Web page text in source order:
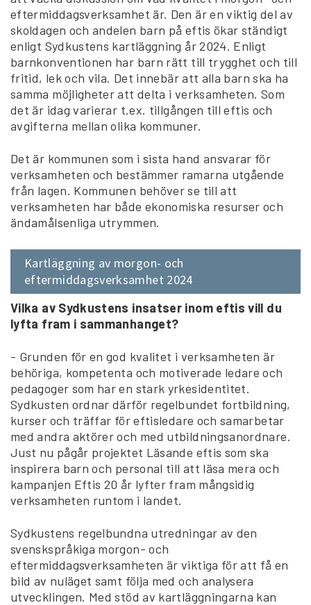
eftermiddagsverksamhet är. Den är en viktig del av
skoldagen och andelen barn på eftis ökar ständigt
enligt Sydkustens kartläggning år 2024. Enligt
barnkonventionen har barn rätt till trygghet och till
fritid, lek och vila. Det innebär att alla barn ska ha
samma möjligheter att delta i verksamheten. Som
det är idag varierar t.ex. tillgången till eftis och
avgifterna mellan olika kommuner.
Det är kommunen som i sista hand ansvarar för
verksamheten och bestämmer ramarna utgående
från lagen. Kommunen behöver se till att
verksamheten har både ekonomiska resurser och
ändamålsenliga utrymmen.
Kartläggning av morgon- och
eftermiddagsverksamhet 2024
Vilka av Sydkustens insatser inom eftis vill du
lyfta fram i sammanhanget?
- Grunden för en god kvalitet i verksamheten är
behöriga, kompetenta och motiverade ledare och
pedagoger som har en stark yrkesidentitet.
Sydkusten ordnar därför regelbundet fortbildning,
kurser och träffar för eftisledare och samarbetar
med andra aktörer och med utbildningsanordnare.
Just nu pågår projektet Läsande eftis som ska
inspirera barn och personal till att läsa mera och
kampanjen Eftis 20 år lyfter fram mångsidig
verksamheten runtom i landet.
Sydkustens regelbundna utredningar av den
svenskspråkiga morgon- och
eftermiddagsverksamheten är viktiga för att få en
bild av nuläget samt följa med och analysera
utvecklingen. Med stöd av kartläggningarna kan